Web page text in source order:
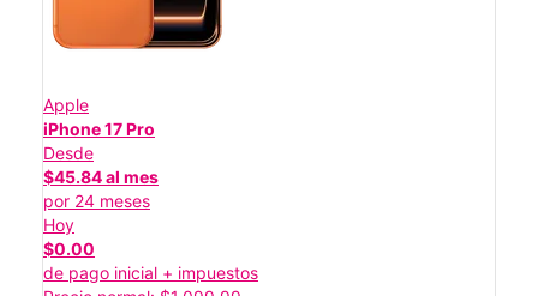
Apple
iPhone 17 Pro
Desde
$45.84 al mes
por 24 meses
Hoy
$0.00
de pago inicial + impuestos